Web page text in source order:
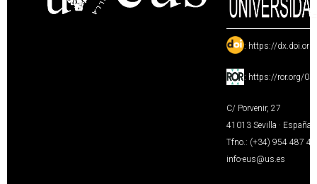
: https://
: https://ror.org/
C/ Porvenir, 27
41013 Sevilla · España
Tfno.: (+34) 954 487
info-eus@us.es